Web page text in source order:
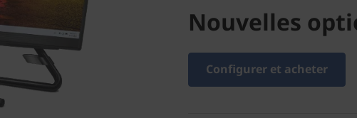
Nouvelles
Configurer et acheter